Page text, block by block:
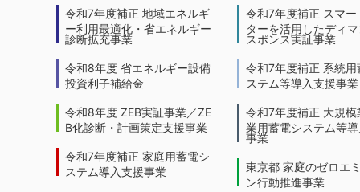
令和7年度補正 地域エネルギ
ー利用最適化・省エネルギー
診断拡充事業
令和8年度 省エネルギー設備
投資利子補給金
令和8年度 ZEB実証事業／ZE
B化診断・計画策定支援事業
令和7年度補正 家庭用蓄電シ
ステム導入支援事業
令和7年度補正 スマー
ターを活用したディ
スポンス実証事業
令和7年度補正 系統用
ステム等導入支援事業
令和7年度補正 大規模
業用蓄電システム等
事業
東京都 家庭のゼロエ
ン行動推進事業